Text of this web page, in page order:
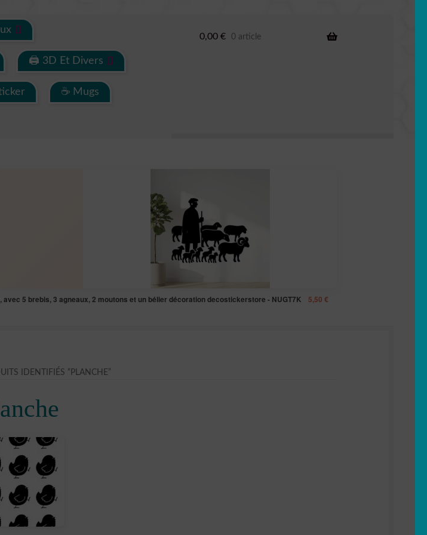
🖨 3D Et Divers
☕ Mugs
0,00 € 0 article
5 brebis, 3 agneaux, 2 moutons et un bélier décoration decostickerstore - NUGT7K 5,50 €
IDENTIFIÉS “PLANCHE”